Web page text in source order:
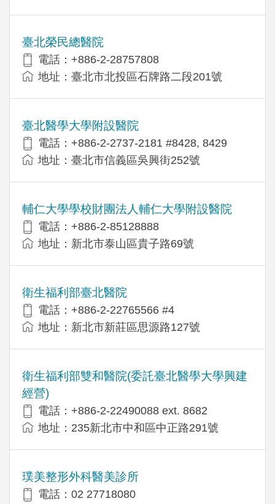
臺北榮民總醫院
電話：+886-2-28757808
地址：臺北市北投區石牌路二段201號
臺北醫學大學附設醫院
電話：+886-2-2737-2181 #8428, 8429
地址：臺北市信義區吳興街252號
輔仁大學學校財團法人輔仁大學附設醫院
電話：+886-2-85128888
地址：新北市泰山區貴子路69號
衛生福利部臺北醫院
電話：+886-2-22765566 #4
地址：新北市新莊區思源路127號
衛生福利部雙和醫院(委託臺北醫學大學興建
經營)
電話：+​886-2-22490088 ext. 8682
地址：​235新北市中和區中正路291號
璞美整形外科醫美診所
電話：02 27718080